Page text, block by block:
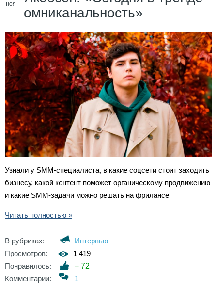
ноя
омниканальность»
Узнали у SMM-специалиста, в какие соцсети стоит заходить
бизнесу, какой контент поможет органическому продвижению
и какие SMM-задачи можно решать на фрилансе.
Читать полностью »
В рубриках:
Интервью
Просмотров:
1 419
Понравилось:
+ 72
Комментарии:
1